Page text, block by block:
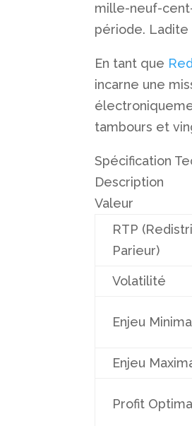
mille-neuf-
période.
En tant que
incarne une
tambours et
Spécification
Description
Valeur
RTP
Parieur)
Volatilité
Enjeu
Enjeu
Profit